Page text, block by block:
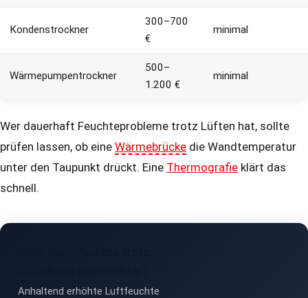
Kondenstrockner
300–700
€
minimal
Wärmepumpentrockner
500–
1.200 €
minimal
Wer dauerhaft Feuchteprobleme trotz Lüften hat, sollte
prüfen lassen, ob eine Wärmebrücke die Wandtemperatur
unter den Taupunkt drückt. Eine Thermografie klärt das
schnell.
Anhaltend erhöhte Luftfeuchte